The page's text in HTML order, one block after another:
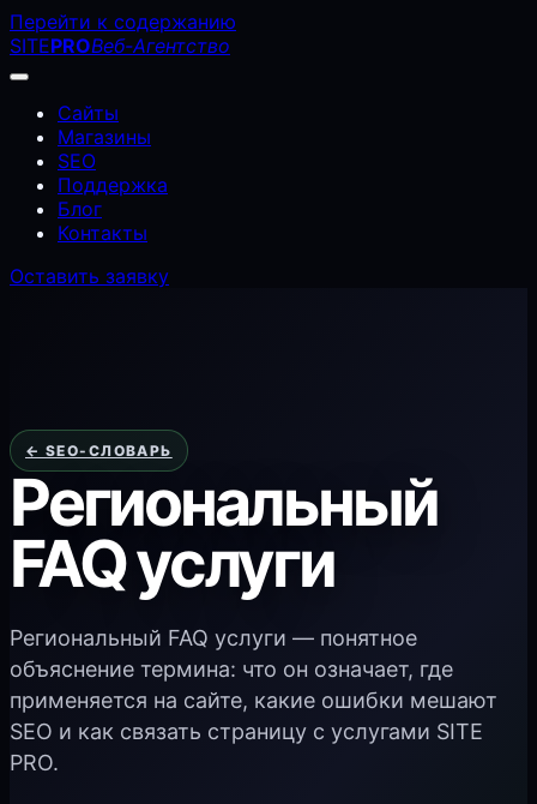
Перейти к содержанию
SITEPROВеб-Агентство
Сайты
Магазины
SEO
Поддержка
Блог
Контакты
Оставить заявку
← SEO-СЛОВАРЬ
Региональный
FAQ услуги
Региональный FAQ услуги — понятное
объяснение термина: что он означает, где
применяется на сайте, какие ошибки мешают
SEO и как связать страницу с услугами SITE
PRO.